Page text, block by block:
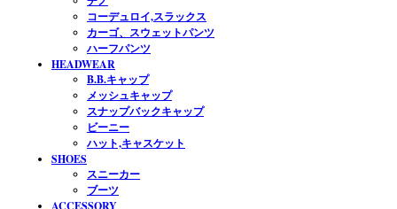
コーデュロイ,スラックス
カーゴ、スウェットパンツ
ハーフパンツ
HEADWEAR
B.B.キャップ
メッシュキャップ
スナップバックキャップ
ビーニー
ハット,キャスケット
SHOES
スニーカー
ブーツ
ACCESSORY